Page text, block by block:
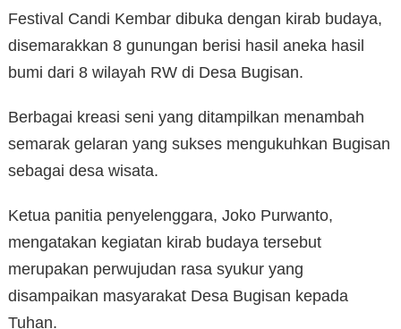
Festival Candi Kembar dibuka dengan kirab budaya,
disemarakkan 8 gunungan berisi hasil aneka hasil
bumi dari 8 wilayah RW di Desa Bugisan.
Berbagai kreasi seni yang ditampilkan menambah
semarak gelaran yang sukses mengukuhkan Bugisan
sebagai desa wisata.
Ketua panitia penyelenggara, Joko Purwanto,
mengatakan kegiatan kirab budaya tersebut
merupakan perwujudan rasa syukur yang
disampaikan masyarakat Desa Bugisan kepada
Tuhan.